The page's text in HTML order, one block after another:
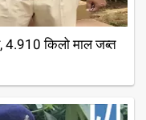
4.910 किलो माल जब्त